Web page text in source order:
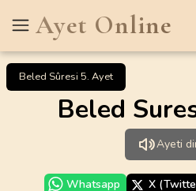
Ayet Online
Beled Sûresi 5. Ayet
Beled
Ayeti
Whatsapp X